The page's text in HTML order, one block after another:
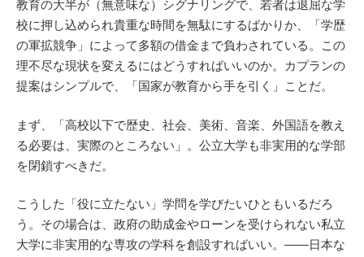
教育の大半が（無意味な）シグナリングで、若者は退屈な学
校に押し込められ貴重な時間を無駄にするばかりか、「学歴
の軍拡競争」によって多額の借金まで負わされている。この
理不尽な現状を変えるにはどうすればいいのか。カプランの
提案はシンプルで、「国家が教育から手を引く」ことだ。
まず、「高校以下で歴史、社会、美術、音楽、外国語を教え
る必要は、実際のところない」。公立大学も非実用的な学部
を閉鎖すべきだ。
こうした「役に立たない」学問を学びたいひともいるだろ
う。その場合は、政府の助成金やローンを受けられない私立
大学に非実用的な専攻の学科を創設すればいい。――日本な